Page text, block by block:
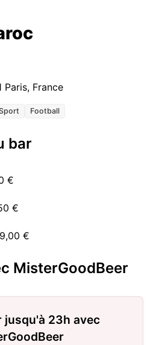
Paris, France
Football
bar
€
€
€
MisterGoodBeer
jusqu'à 23h avec